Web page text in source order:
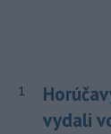
1
vydali